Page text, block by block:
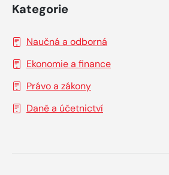
Kategorie
Naučná a odborná
Ekonomie a finance
Právo a zákony
Daně a účetnictví